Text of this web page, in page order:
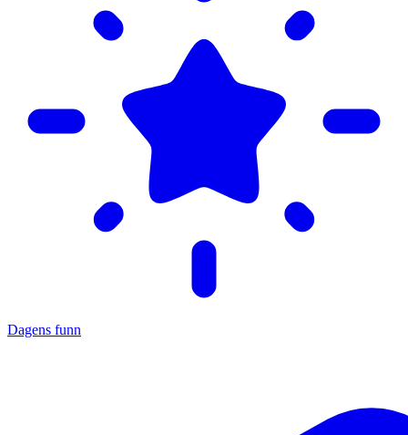
Dagens funn